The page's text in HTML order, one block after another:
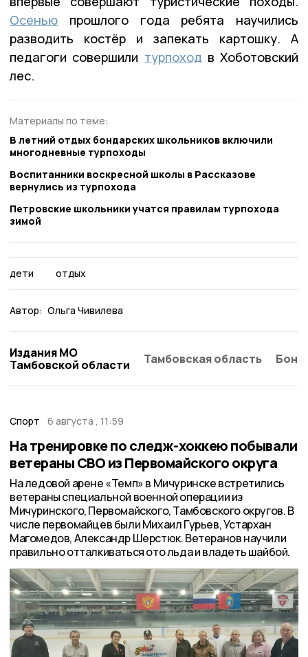
Осенью прошлого года ребята научились
разводить костёр и запекать картошку. А
педагоги совершили турпоход в Хоботовский
лес.
Материалы по теме:
В летний отдых бондарских школьников включили
многодневные турпоходы
Воспитанники воскресной школы в Рассказове
вернулись из турпохода
Петровские школьники учатся правилам турпохода
зимой
дети отдых
Автор: Ольга Чивилева
Издания МО
Тамбовской области
Тамбовская область
Спорт 6 августа , 11:59
На тренировке по следж-хоккею побывали
ветераны СВО из Первомайского округа
На ледовой арене «Темп» в Мичуринске встретились
ветераны специальной военной операции из
Мичуринского, Первомайского, Тамбовского округов. В
числе первомайцев были Михаил Гурьев, Устархан
Магомедов, Александр Шерстюк. Ветеранов научили
правильно отталкиваться ото льда и владеть шайбой.